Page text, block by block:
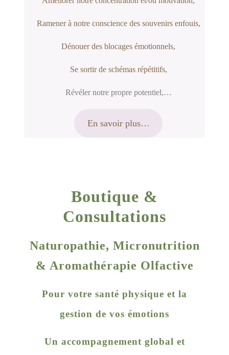
Ramener à notre conscience des souvenirs enfouis,
Dénouer des blocages émotionnels,
Se sortir de schémas répétitifs,
Révéler notre propre potentiel,…
En savoir plus…
Boutique &
Consultations
Naturopathie, Micronutrition
& Aromathérapie Olfactive
Pour votre santé physique et la
gestion de vos émotions
Un accompagnement global et